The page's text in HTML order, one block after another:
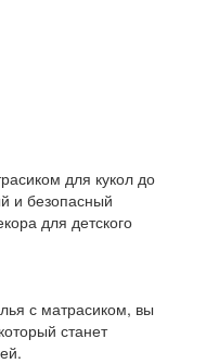
для кукол до
и безопасный
для детского
с матрасиком, вы
станет